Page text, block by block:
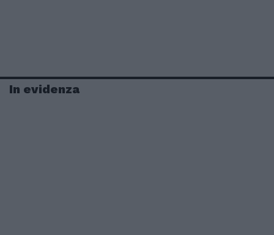
In evidenza